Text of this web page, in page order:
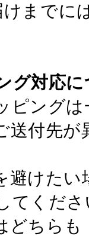
までに
グ対応
ピング
送付先
避けた
てくださ
どちら